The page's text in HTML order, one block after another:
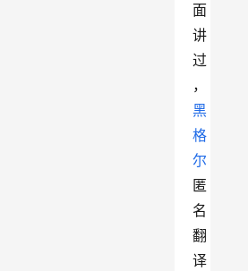
面
讲
过
，
黑
格
尔
匿
名
翻
译